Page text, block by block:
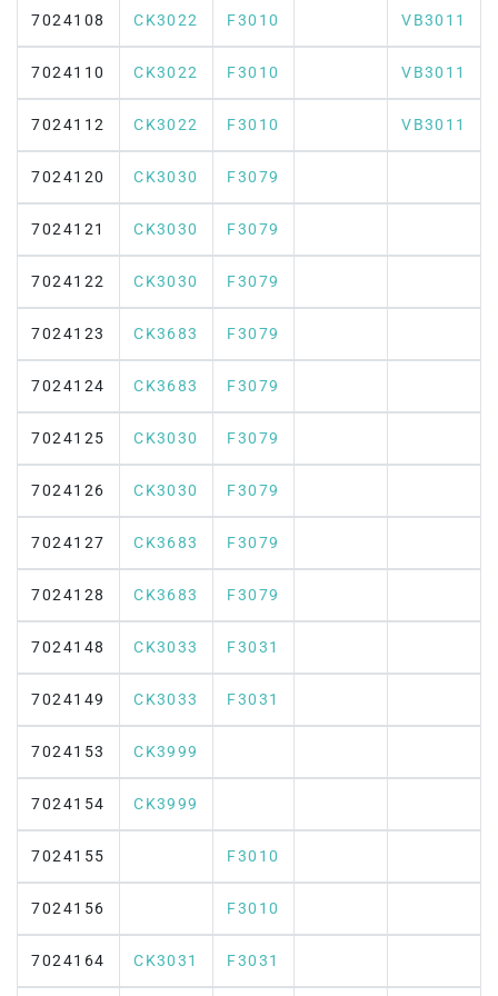
7024108 CK3022 F3010 VB3011
7024110 CK3022 F3010 VB3011
7024112 CK3022 F3010 VB3011
7024120 CK3030 F3079
7024121 CK3030 F3079
7024122 CK3030 F3079
7024123 CK3683 F3079
7024124 CK3683 F3079
7024125 CK3030 F3079
7024126 CK3030 F3079
7024127 CK3683 F3079
7024128 CK3683 F3079
7024148 CK3033 F3031
7024149 CK3033 F3031
7024153 CK3999
7024154 CK3999
7024155 F3010
7024156 F3010
7024164 CK3031 F3031